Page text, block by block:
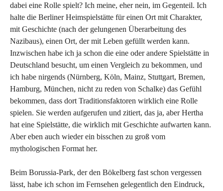
dabei eine Rolle spielt? Ich meine, eher nein, im Gegenteil. Ich
halte die Berliner Heimspielstätte für einen Ort mit Charakter,
mit Geschichte (nach der gelungenen Überarbeitung des
Nazibaus), einen Ort, der mit Leben gefüllt werden kann.
Inzwischen habe ich ja schon die eine oder andere Spielstätte in
Deutschland besucht, um einen Vergleich zu bekommen, und
ich habe nirgends (Nürnberg, Köln, Mainz, Stuttgart, Bremen,
Hamburg, München, nicht zu reden von Schalke) das Gefühl
bekommen, dass dort Traditionsfaktoren wirklich eine Rolle
spielen. Sie werden aufgerufen und zitiert, das ja, aber Hertha
hat eine Spielstätte, die wirklich mit Geschichte aufwarten kann.
Aber eben auch wieder ein bisschen zu groß vom
mythologischen Format her.
Beim Borussia-Park, der den Bökelberg fast schon vergessen
lässt, habe ich schon im Fernsehen gelegentlich den Eindruck,